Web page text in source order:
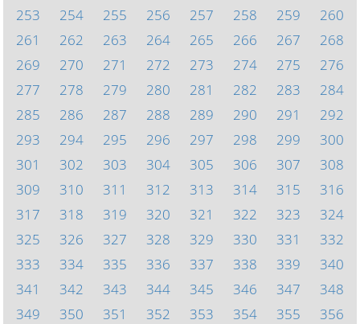
253
254 255 256 257 258 259
260
261
262 263 264 265 266 267
268
269
270 271 272 273 274 275
276
277
278 279 280 281 282 283
284
285
286 287 288 289 290 291
292
293
294 295 296 297 298 299
300
301
302 303 304 305 306 307
308
309
310 311 312 313 314 315
316
317
318 319 320 321 322 323
324
325
326 327 328 329 330 331
332
333
334 335 336 337 338 339
340
341
342 343 344 345 346 347
348
349
350 351 352 353 354 355 356